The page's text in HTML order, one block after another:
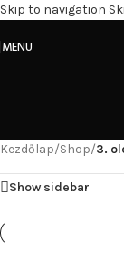
Skip to navigation
MENU
Kezdőlap/Shop/3.
Show sidebar